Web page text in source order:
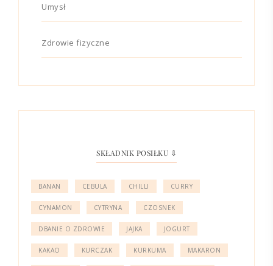
Umysł
Zdrowie fizyczne
SKŁADNIK POSIŁKU ⇩
BANAN CEBULA CHILLI CURRY
CYNAMON CYTRYNA CZOSNEK
DBANIE O ZDROWIE JAJKA JOGURT
KAKAO KURCZAK KURKUMA MAKARON